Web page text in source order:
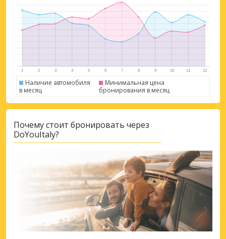
Наличие автомобиля
в месяц
Минимальная цена
бронирования в месяц
Почему стоит бронировать через
DoYouItaly?